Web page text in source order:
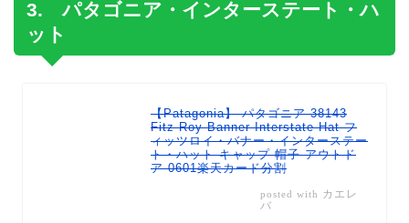
3. パタゴニア・インターステート・ハ
ット
【Patagonia】 パタゴニア 38143
Fitz Roy Banner Interstate Hat フ
ィッツロイ・バナー・インターステー
ト・ハット キャップ 帽子 アウトド
ア 0601楽天カード分割
posted with カエレ
バ